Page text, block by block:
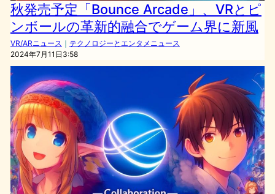
秋発売予定「Bounce Arcade」、VRとピ
ンボールの革新的融合でゲーム界に新風
VR/ARニュース ｜ テクノロジーとエンタメニュース
2024年7月11日3:58